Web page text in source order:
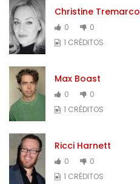
Christine Tremarco
0
0
1 CRÉDITOS
Max Boast
0
0
1 CRÉDITOS
Ricci Harnett
0
0
1 CRÉDITOS